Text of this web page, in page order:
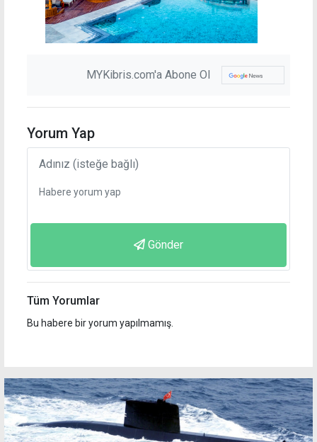
MYKibris.com'a Abone Ol
Yorum Yap
Gönder
Tüm Yorumlar
Bu habere bir yorum yapılmamış.